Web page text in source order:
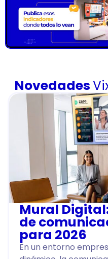
Novedades
Mural
de
para 2026
En un entorno